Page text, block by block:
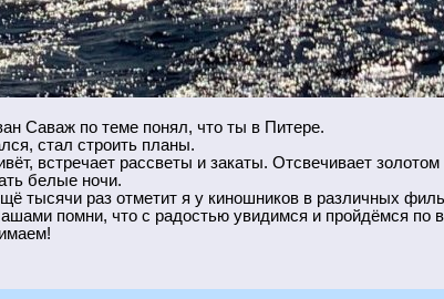
Саваж по теме понял, что ты в Питере.
стал строить планы.
встречает рассветы и закаты. Отсвечивает
белые ночи.
тысячи раз отметит я у киношников в различных
помни, что с радостью увидимся и пройдёмся по